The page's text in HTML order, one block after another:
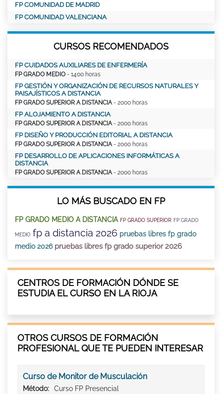
FP COMUNIDAD DE MADRID
FP COMUNIDAD VALENCIANA
CURSOS RECOMENDADOS
FP CUIDADOS AUXILIARES DE ENFERMERÍA
FP GRADO MEDIO - 1400 horas
FP GESTIÓN Y ORGANIZACIÓN DE RECURSOS NATURALES Y
PAISAJÍSTICOS A DISTANCIA
FP GRADO SUPERIOR A DISTANCIA - 2000 horas
FP ALOJAMIENTO A DISTANCIA
FP GRADO SUPERIOR A DISTANCIA - 2000 horas
FP DISEÑO Y PRODUCCIÓN EDITORIAL A DISTANCIA
FP GRADO SUPERIOR A DISTANCIA - 2000 horas
FP DESARROLLO DE APLICACIONES INFORMÁTICAS A
DISTANCIA
FP GRADO SUPERIOR A DISTANCIA - 2000 horas
LO MÁS BUSCADO EN FP
FP GRADO MEDIO A DISTANCIA FP GRADO SUPERIOR FP GRADO
MEDIO fp a distancia 2026 pruebas libres fp grado
medio 2026 pruebas libres fp grado superior 2026
CENTROS DE FORMACIÓN DÓNDE SE
ESTUDIA EL CURSO EN LA RIOJA
OTROS CURSOS DE FORMACIÓN
PROFESIONAL QUE TE PUEDEN INTERESAR
Curso de Monitor de Musculación
Método:
Curso FP Presencial